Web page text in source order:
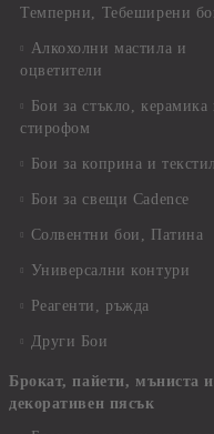
Темперни, Тебеширени
Алкохолни мастила и
оцветители
Бои за стъкло, керамика
стирофом
Бои за коприна и текстил
Бои за свещи Cadence
Солвентни бои, Патина
Универсални контури
Реагенти, ръжда
Други Бои
Брокат, пайети, мъниста и
декоративен пясък